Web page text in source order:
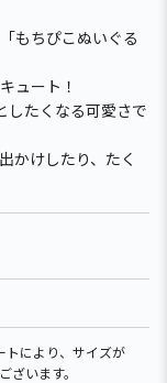
もちぴこぬいぐる
ュート！
したくなる可愛さで
かけしたり、たく
により、サイズが
ざいます。